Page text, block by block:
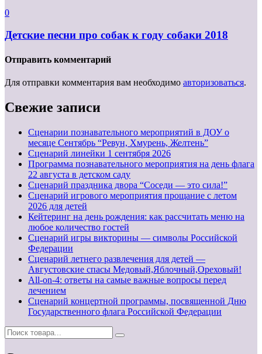
0
Детские песни про собак к году собаки 2018
Отправить комментарий
Для отправки комментария вам необходимо авторизоваться.
Свежие записи
Сценарии познавательного мероприятий в ДОУ о
месяце Сентябрь “Ревун, Хмурень, Желтень”
Cценарий линейки 1 сентября 2026
Программа познавательного мероприятия на день флага
22 августа в детском саду
Сценарий праздника двора “Соседи — это сила!”
Сценарий игрового мероприятия прощание с летом
2026 для детей
Кейтеринг на день рождения: как рассчитать меню на
любое количество гостей
Сценарий игры викторины — символы Российской
Федерации
Сценарий летнего развлечения для детей —
Августовские спасы Медовый,Яблочный,Ореховый!
All-on-4: ответы на самые важные вопросы перед
лечением
Сценарий концертной программы, посвященной Дню
Государственного флага Российской Федерации